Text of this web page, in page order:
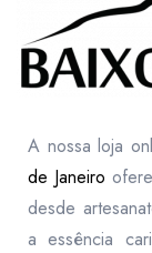
A nossa loja
de Janeiro
desde
a essência